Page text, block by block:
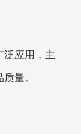
泛应用，主
量。